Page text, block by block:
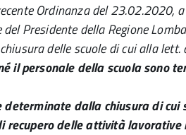
Ordinanza del 23.02.2020,
Presidente della Regione
delle scuole di cui alla lett.
il personale della scuola sono
determinate dalla chiusura di cui
recupero delle attività lavorative